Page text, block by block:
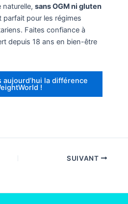
naturelle, sans OGM ni gluten
parfait pour les régimes
Faites confiance à
depuis 18 ans en bien-être
aujourd’hui la différence
!
SUIVANT